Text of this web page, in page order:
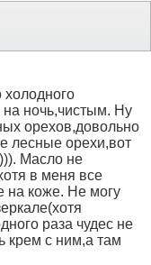
ночь,чистым. Ну
орехов,довольно
лесные орехи,вот
Масло не
в меня все
на коже. Не могу
(хотя
раза чудес не
крем с ним,а там